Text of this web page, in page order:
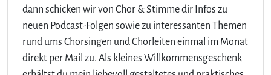
dann schicken wir von Chor & Stimme dir Infos zu
neuen Podcast-Folgen sowie zu interessanten Themen
rund ums Chorsingen und Chorleiten einmal im Monat
direkt per Mail zu. Als kleines Willkommensgeschenk